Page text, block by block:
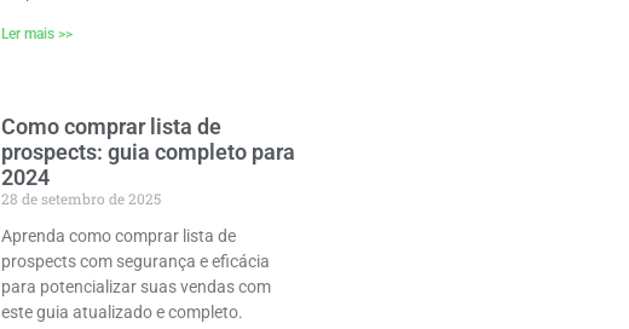
Ler mais >>
Como comprar lista de
prospects: guia completo para
2024
28 de setembro de 2025
Aprenda como comprar lista de
prospects com segurança e eficácia
para potencializar suas vendas com
este guia atualizado e completo.